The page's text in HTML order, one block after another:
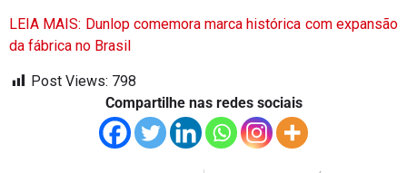
LEIA MAIS: Dunlop comemora marca histórica com expansão
da fábrica no Brasil
Post Views: 798
Compartilhe nas redes sociais